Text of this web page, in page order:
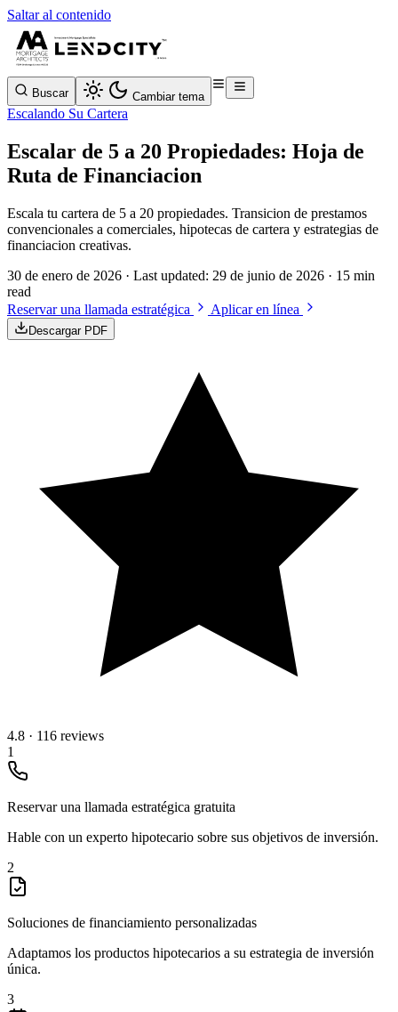
Saltar al contenido
Buscar Cambiar tema
Escalando Su Cartera
Escalar de 5 a 20 Propiedades: Hoja de
Ruta de Financiacion
Escala tu cartera de 5 a 20 propiedades. Transicion de prestamos
convencionales a comerciales, hipotecas de cartera y estrategias de
financiacion creativas.
30 de enero de 2026 · Last updated: 29 de junio de 2026 · 15 min
read
Reservar una llamada estratégica
Aplicar en línea
Descargar PDF
4.8 · 116 reviews
1
Reservar una llamada estratégica gratuita
Hable con un experto hipotecario sobre sus objetivos de inversión.
2
Soluciones de financiamiento personalizadas
Adaptamos los productos hipotecarios a su estrategia de inversión
única.
3